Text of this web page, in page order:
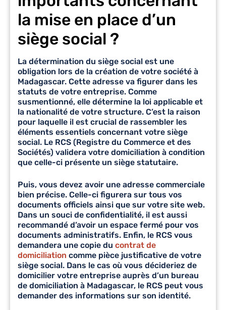
la mise en place d’un
siège social ?
La détermination du siège social est une
obligation lors de la création de votre société à
Madagascar. Cette adresse va figurer dans les
statuts de votre entreprise. Comme
susmentionné, elle détermine la loi applicable et
la nationalité de votre structure. C’est la raison
pour laquelle il est crucial de rassembler les
éléments essentiels concernant votre siège
social. Le RCS (Registre du Commerce et des
Sociétés) validera votre domiciliation à condition
que celle-ci présente un siège statutaire.
Puis, vous devez avoir une adresse commerciale
bien précise. Celle-ci figurera sur tous vos
documents officiels ainsi que sur votre site web.
Dans un souci de confidentialité, il est aussi
recommandé d’avoir un espace fermé pour vos
documents administratifs. Enfin, le RCS vous
demandera une copie du contrat de
domiciliation comme pièce justificative de votre
siège social. Dans le cas où vous décideriez de
domicilier votre entreprise auprès d’un bureau
de domiciliation à Madagascar, le RCS peut vous
demander des informations sur son identité.